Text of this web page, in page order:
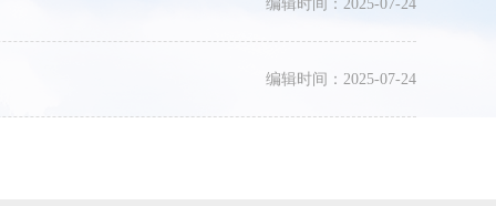
编辑时间：2025-07-24
编辑时间：2025-07-24